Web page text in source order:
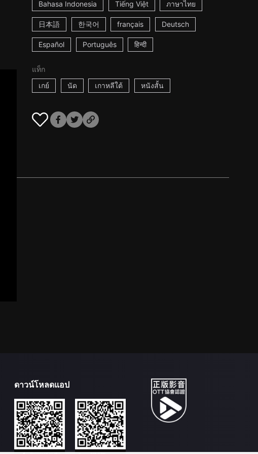
Bahasa Indonesia Tiếng Việt ภาษาไทย
日本語 한국어 français Deutsch
Español Português हिन्दी
แท็ก
เกย์
นัด เกาหลีใต้ หนังสั้น
ดาวน์โหลดแอป